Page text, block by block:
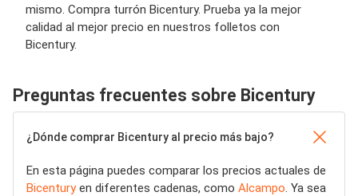
mismo. Compra turrón Bicentury. Prueba ya la mejor
calidad al mejor precio en nuestros folletos con
Bicentury.
Preguntas frecuentes sobre Bicentury
¿Dónde comprar Bicentury al precio más bajo?
En esta página puedes comparar los precios actuales de
Bicenturyen diferentes cadenas, como Alcampo . Ya sea